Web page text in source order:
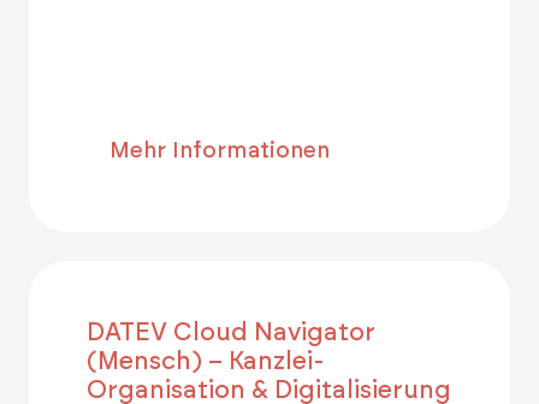
Mehr Informationen
DATEV Cloud Navigator
(Mensch) – Kanzlei-
Organisation & Digitalisierung